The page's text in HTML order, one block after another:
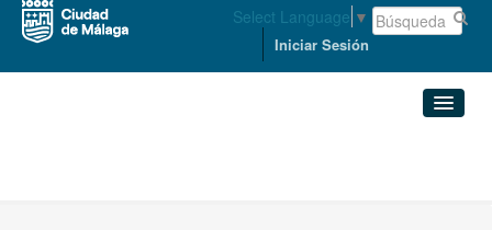
Select Language ▼
Iniciar Sesión